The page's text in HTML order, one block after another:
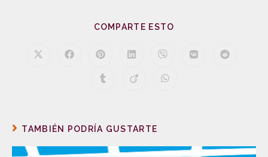
COMPARTE ESTO
TAMBIÉN PODRÍA GUSTARTE